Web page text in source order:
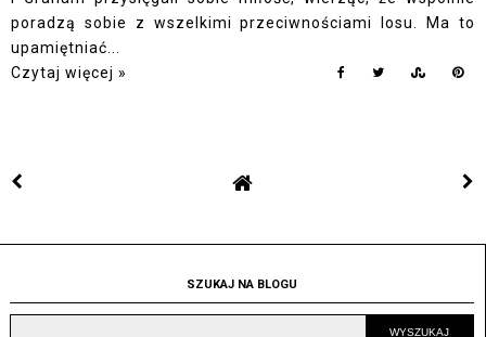
poradzą sobie z wszelkimi przeciwnościami losu. Ma to
upamiętniać...
Czytaj więcej »
SZUKAJ NA BLOGU